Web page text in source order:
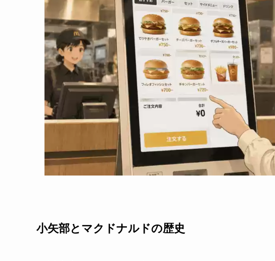
小矢部とマクドナルドの歴史